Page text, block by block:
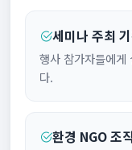
세미나 주최
행사 참가자들에게
다.
환경 NGO 조직